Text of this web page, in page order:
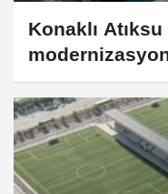
Konaklı